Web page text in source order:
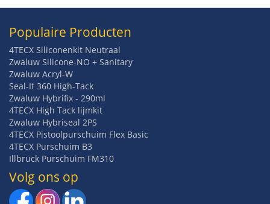
Populaire Producten
4TECX Siliconenkit Neutraal
Zwaluw Silicone-NO + Sanitary
Zwaluw Acryl-W
Seal-It 360 High-Tack
Zwaluw Hybrifix - 290ml
4TECX High Tack lijmkit
Zwaluw Hybriseal 2PS
4TECX Pistoolpurschuim Flex Basic
4TECX Purschuim B3
Illbruck Purschuim FM310
Volg ons op